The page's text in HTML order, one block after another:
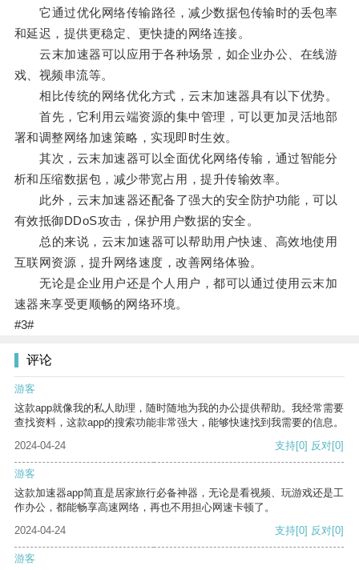
它通过优化网络传输路径，减少数据包传输时的丢包率
和延迟，提供更稳定、更快捷的网络连接。
云末加速器可以应用于各种场景，如企业办公、在线游
戏、视频串流等。
相比传统的网络优化方式，云末加速器具有以下优势。
首先，它利用云端资源的集中管理，可以更加灵活地部
署和调整网络加速策略，实现即时生效。
其次，云末加速器可以全面优化网络传输，通过智能分
析和压缩数据包，减少带宽占用，提升传输效率。
此外，云末加速器还配备了强大的安全防护功能，可以
有效抵御DDoS攻击，保护用户数据的安全。
总的来说，云末加速器可以帮助用户快速、高效地使用
互联网资源，提升网络速度，改善网络体验。
无论是企业用户还是个人用户，都可以通过使用云末加
速器来享受更顺畅的网络环境。
#3#
评论
游客
这款app就像我的私人助理，随时随地为我的办公提供帮助。我经常需要
查找资料，这款app的搜索功能非常强大，能够快速找到我需要的信息。
2024-04-24
支持[0] 反对[0]
游客
这款加速器app简直是居家旅行必备神器，无论是看视频、玩游戏还是工
作办公，都能畅享高速网络，再也不用担心网速卡顿了。
2024-04-24
支持[0] 反对[0]
游客